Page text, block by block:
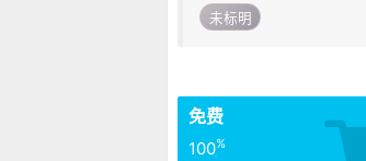
未标明
免费
100%